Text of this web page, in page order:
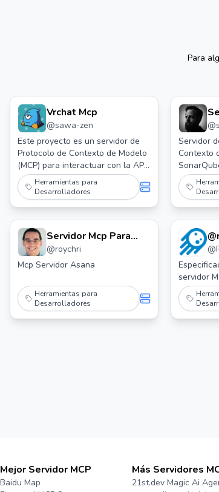
Para
Vrchat Mcp
@sawa-zen
Este proyecto es un servidor de
Protocolo de Contexto de Modelo
(MCP) para interactuar con la API
de VRChat.
Herramientas para
Desarrolladores
@
Servidor
Contexto
Servidor Mcp Para
Asana
@roychri
Mcp Servidor Asana
Herramientas para
Desarrolladores
@
servidor
Mejor Servidor MCP
Baidu Map
Más Servidores
21st.dev Magic Ai